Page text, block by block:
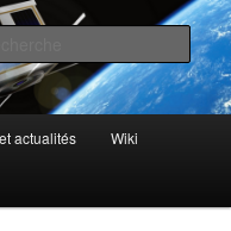
actualités Wiki